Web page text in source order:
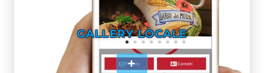
GALLERY LOCALE
+